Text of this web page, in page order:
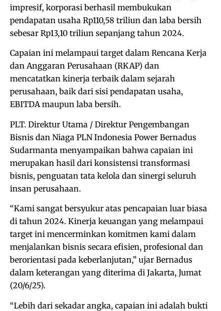
impresif, korporasi berhasil membukukan
pendapatan usaha Rp110,58 triliun dan laba bersih
sebesar Rp13,10 triliun sepanjang tahun 2024.
Capaian ini melampaui target dalam Rencana Kerja
dan Anggaran Perusahaan (RKAP) dan
mencatatkan kinerja terbaik dalam sejarah
perusahaan, baik dari sisi pendapatan usaha,
EBITDA maupun laba bersih.
PLT. Direktur Utama / Direktur Pengembangan
Bisnis dan Niaga PLN Indonesia Power Bernadus
Sudarmanta menyampaikan bahwa capaian ini
merupakan hasil dari konsistensi transformasi
bisnis, penguatan tata kelola dan sinergi seluruh
insan perusahaan.
“Kami sangat bersyukur atas pencapaian luar biasa
di tahun 2024. Kinerja keuangan yang melampaui
target ini mencerminkan komitmen kami dalam
menjalankan bisnis secara efisien, profesional dan
berorientasi pada keberlanjutan,” ujar Bernadus
dalam keterangan yang diterima di Jakarta, Jumat
(20/6/25).
“Lebih dari sekadar angka, capaian ini adalah bukti